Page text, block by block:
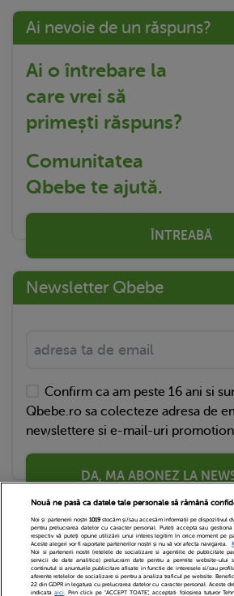
Ai nevoie de un răspuns?
Ai o întrebare la
care vrei să
primești răspuns?
Comunitatea
Qbebe te ajută.
ÎNTREABĂ
Newsletter Qbebe
Confirm ca am peste 16 ani si
Qbebe.ro sa colecteze adresa de
newslettere si e-mail-uri
DA, MA ABONEZ LA
Nouă ne pasă ca datele tale personale să rămână
Noi și partenerii noștri 1019stocăm și/sau accesăm informații pe dispozitivul
pentru prelucrarea datelor cu caracter personal. Puteți accepta sau
respectiv vă puteți opune utilizării unui interes legitim în orice moment pe
Aceste alegeri vor fi raportate partenerilor noștri și nu vă vor afecta navigarea.
Noi si partenerii nostri (retelele de socializare si agentiile de publicitate
servicii de date analitice) prelucram date pentru a permite website-ului
continutul si anunturile publicitare afisate in functie de interesele si/sau
aferente retelelor de socializare si pentru a analiza traficul pe website.
22 din GDPR in legatura cu prelucrarea datelor cu caracter personal. Aceste
indicataaici. Prin click pe “ACCEPT TOATE”, acceptati folosirea tuturor